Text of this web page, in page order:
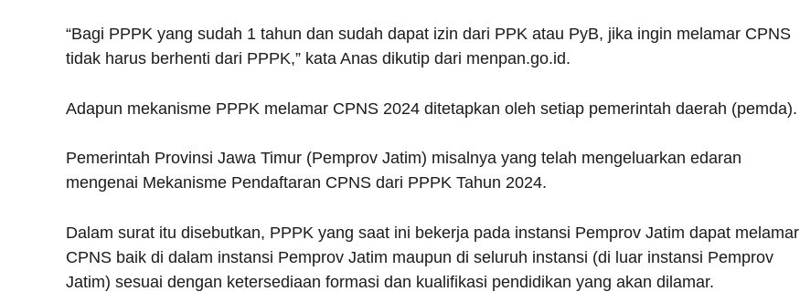
“Bagi PPPK yang sudah 1 tahun dan sudah dapat izin dari PPK atau PyB, jika ingin melamar CPNS
tidak harus berhenti dari PPPK,” kata Anas dikutip dari menpan.go.id.
Adapun mekanisme PPPK melamar CPNS 2024 ditetapkan oleh setiap pemerintah daerah (pemda).
Pemerintah Provinsi Jawa Timur (Pemprov Jatim) misalnya yang telah mengeluarkan edaran
mengenai Mekanisme Pendaftaran CPNS dari PPPK Tahun 2024.
Dalam surat itu disebutkan, PPPK yang saat ini bekerja pada instansi Pemprov Jatim dapat melamar
CPNS baik di dalam instansi Pemprov Jatim maupun di seluruh instansi (di luar instansi Pemprov
Jatim) sesuai dengan ketersediaan formasi dan kualifikasi pendidikan yang akan dilamar.